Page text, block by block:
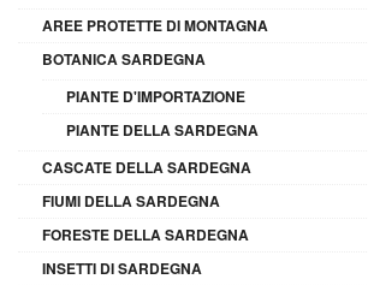
AREE PROTETTE DI MONTAGNA
BOTANICA SARDEGNA
PIANTE D'IMPORTAZIONE
PIANTE DELLA SARDEGNA
CASCATE DELLA SARDEGNA
FIUMI DELLA SARDEGNA
FORESTE DELLA SARDEGNA
INSETTI DI SARDEGNA